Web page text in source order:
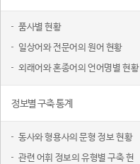
품사별 현황
일상어와 전문어의 원어 현황
외래어와 혼종어의 언어명별 현황
정보별 구축 통계
동사와 형용사의 문형 정보 현황
관련 어휘 정보의 유형별 구축 현